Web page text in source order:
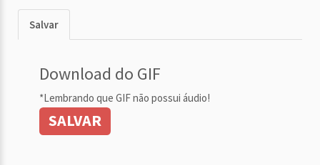
Salvar
Download do GIF
*Lembrando que GIF não possui áudio!
SALVAR